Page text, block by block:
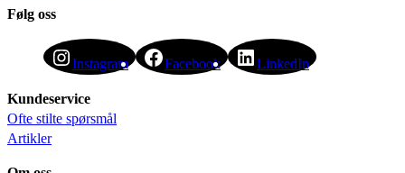
Følg oss
Instagram Facebook LinkedIn
Kundeservice
Ofte stilte spørsmål
Artikler